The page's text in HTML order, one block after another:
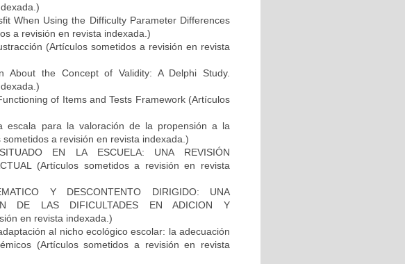
When Using the Difficulty Parameter Differences
a revisión en revista indexada.)
(Artículos sometidos a revisión en revista
About the Concept of Validity: A Delphi Study.
of Items and Tests Framework (Artículos
escala para la valoración de la propensión a la
a revisión en revista indexada.)
EN LA ESCUELA: UNA REVISIÓN
(Artículos sometidos a revisión en revista
Y DESCONTENTO DIRIGIDO: UNA
DE LAS DIFICULTADES EN ADICION Y
en revista indexada.)
al nicho ecológico escolar: la adecuación
(Artículos sometidos a revisión en revista